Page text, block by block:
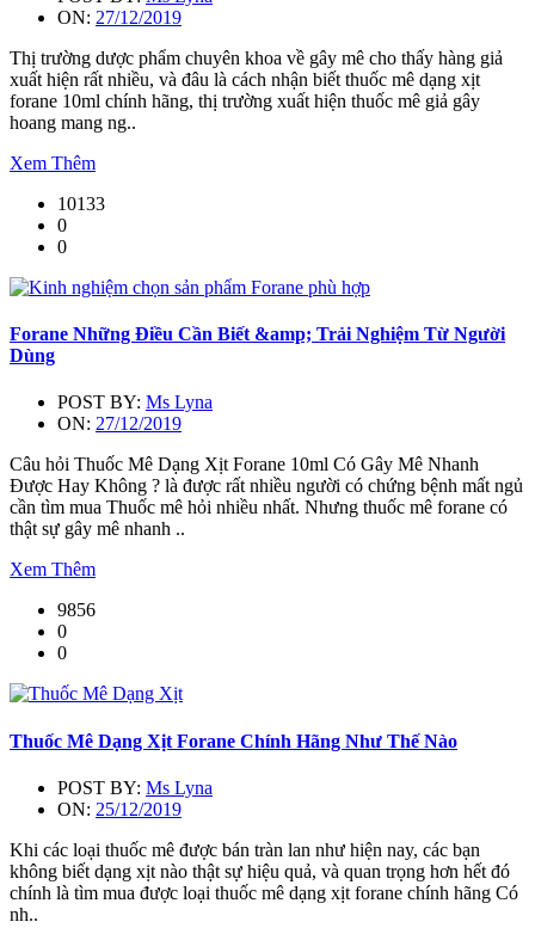
ON: 27/12/2019
Thị trường dược phẩm chuyên khoa về gây mê cho thấy hàng giả
xuất hiện rất nhiều, và đâu là cách nhận biết thuốc mê dạng xịt
forane 10ml chính hãng, thị trường xuất hiện thuốc mê giả gây
hoang mang ng..
Xem Thêm
10133
0
0
Forane Những Điều Cần Biết &amp; Trải Nghiệm Từ Người
Dùng
POST BY: Ms Lyna
ON: 27/12/2019
Câu hỏi Thuốc Mê Dạng Xịt Forane 10ml Có Gây Mê Nhanh
Được Hay Không ? là được rất nhiều người có chứng bệnh mất ngủ
cần tìm mua Thuốc mê hỏi nhiều nhất. Nhưng thuốc mê forane có
thật sự gây mê nhanh ..
Xem Thêm
9856
0
0
Thuốc Mê Dạng Xịt Forane Chính Hãng Như Thế Nào
POST BY: Ms Lyna
ON: 25/12/2019
Khi các loại thuốc mê được bán tràn lan như hiện nay, các bạn
không biết dạng xịt nào thật sự hiệu quả, và quan trọng hơn hết đó
chính là tìm mua được loại thuốc mê dạng xịt forane chính hãng Có
nh..